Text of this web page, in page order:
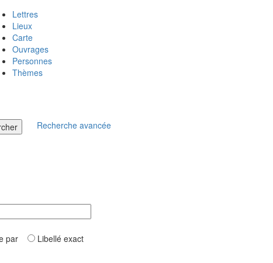
Lettres
Lieux
Carte
Ouvrages
Personnes
Thèmes
Recherche avancée
par Libellé exact